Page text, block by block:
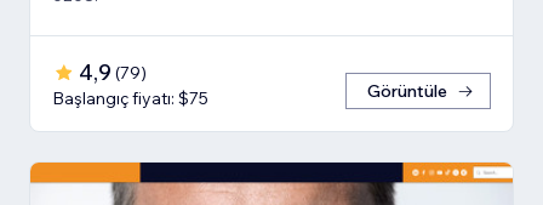
4,9 (79)
Başlangıç fiyatı: $75
Görüntüle